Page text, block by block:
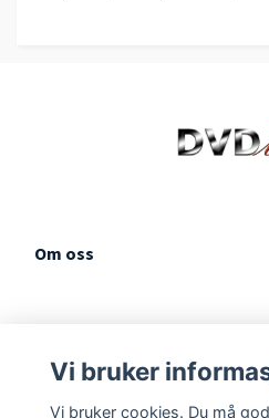
Om oss
Vilkår og
Vi bruker
Vi bruker cookies. Du må